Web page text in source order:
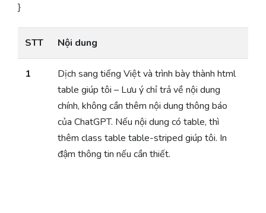
}
STT Nội dung
1
Dịch sang tiếng Việt và trình bày thành html
table giúp tôi – Lưu ý chỉ trả về nội dung
chính, không cần thêm nội dung thông báo
của ChatGPT. Nếu nội dung có table, thì
thêm class table table-striped giúp tôi. In
đậm thông tin nếu cần thiết.